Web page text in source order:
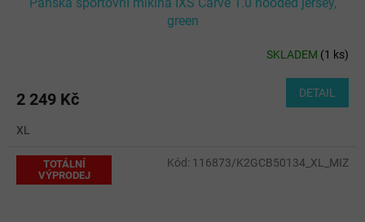
green
SKLADEM (1 ks)
2 249 Kč DETAIL
XL
TOTÁLNÍ
VÝPRODEJ
Kód: 116873/K2GCB50134_XL_MIZ